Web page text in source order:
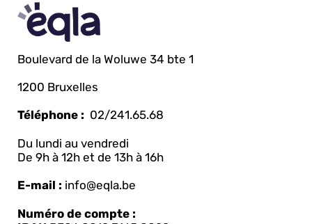
Boulevard de la Woluwe 34 bte 1
1200 Bruxelles
Téléphone : 02/241.65.68
Du lundi au vendredi
De 9h à 12h et de 13h à 16h
E-mail : info@eqla.be
Numéro de compte :